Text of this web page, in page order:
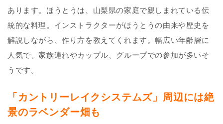
あります。ほうとうは、山梨県の家庭で親しまれている伝
統的な料理。インストラクターがほうとうの由来や歴史を
解説しながら、作り方を教えてくれます。幅広い年齢層に
人気で、家族連れやカップル、グループでの参加が多いそ
うです。
「カントリーレイクシステムズ」周辺には絶
景のラベンダー畑も